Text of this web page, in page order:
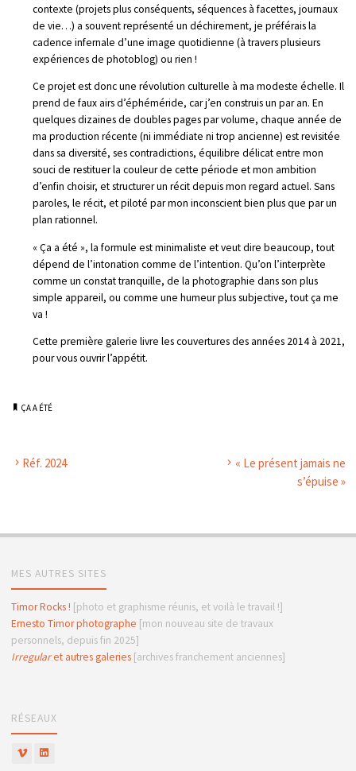
contexte (projets plus conséquents, séquences à facettes, journaux
de vie…) a souvent représenté un déchirement, je préférais la
cadence infernale d’une image quotidienne (à travers plusieurs
expériences de photoblog) ou rien !
Ce projet est donc une révolution culturelle à ma modeste échelle. Il
prend de faux airs d’éphéméride, car j’en construis un par an. En
quelques dizaines de doubles pages par volume, chaque année de
ma production récente (ni immédiate ni trop ancienne) est revisitée
dans sa diversité, ses contradictions, équilibre délicat entre mon
souci de restituer la couleur de cette période et mon ambition
d’enfin choisir, et structurer un récit depuis mon regard actuel. Sans
paroles, le récit, et piloté par mon inconscient bien plus que par un
plan rationnel.
« Ça a été », la formule est minimaliste et veut dire beaucoup, tout
dépend de l’intonation comme de l’intention. Qu’on l’interprète
comme un constat tranquille, de la photographie dans son plus
simple appareil, ou comme une humeur plus subjective, tout ça me
va !
Cette première galerie livre les couvertures des années 2014 à 2021,
pour vous ouvrir l’appétit.
ÇA A ÉTÉ
Réf. 2024
« Le présent jamais ne
s’épuise »
MES AUTRES SITES
Timor Rocks ! [photo et graphisme réunis, et voilà le travail !]
Ernesto Timor photographe [mon nouveau site de travaux
personnels, depuis fin 2025]
Irregularet autres galeries[archives franchement anciennes]
RÉSEAUX